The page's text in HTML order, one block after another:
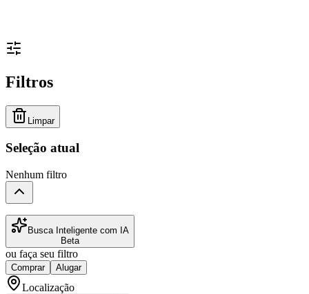
Filtros
Limpar
Seleção atual
Nenhum filtro
Busca Inteligente com IA
Beta
ou faça seu filtro
Comprar Alugar
Localização